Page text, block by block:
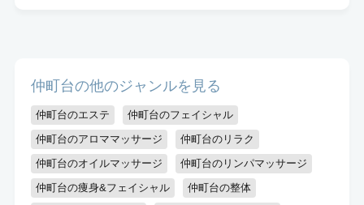
仲町台の他のジャンルを見る
仲町台のエステ
仲町台のフェイシャル
仲町台のアロママッサージ
仲町台のリラク
仲町台のオイルマッサージ
仲町台のリンパマッサージ
仲町台の痩身&フェイシャル
仲町台の整体